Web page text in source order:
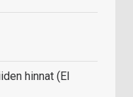
hinnat (EI